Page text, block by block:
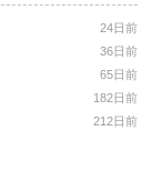
24日前
36日前
65日前
182日前
212日前